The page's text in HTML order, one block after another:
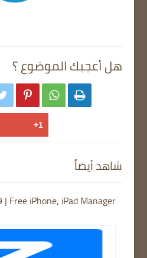
هل أعجبك الموضوع ؟
  
شاهد أيضاً
Free iPhone, iPad Manager